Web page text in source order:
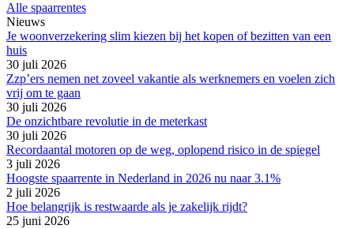
Alle spaarrentes
Nieuws
Je woonverzekering slim kiezen bij het kopen of bezitten van een
huis
30 juli 2026
Zzp’ers nemen net zoveel vakantie als werknemers en voelen zich
vrij om te gaan
30 juli 2026
De onzichtbare revolutie in de meterkast
30 juli 2026
Recordaantal motoren op de weg, oplopend risico in de spiegel
3 juli 2026
Hoogste spaarrente in Nederland in 2026 nu naar 3.1%
2 juli 2026
Hoe belangrijk is restwaarde als je zakelijk rijdt?
25 juni 2026